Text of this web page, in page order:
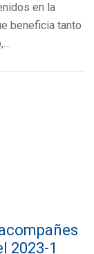
en la
beneficia tanto
2023-1